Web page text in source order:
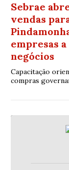
Sebrae
vendas
empresas
negócios
Capacitação
compras